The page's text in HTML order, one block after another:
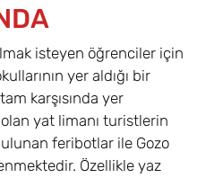
isteyen öğrenciler için
yer aldığı bir
karşısında yer
yat limanı turistlerin
feribotlar ile Gozo
Özellikle yaz